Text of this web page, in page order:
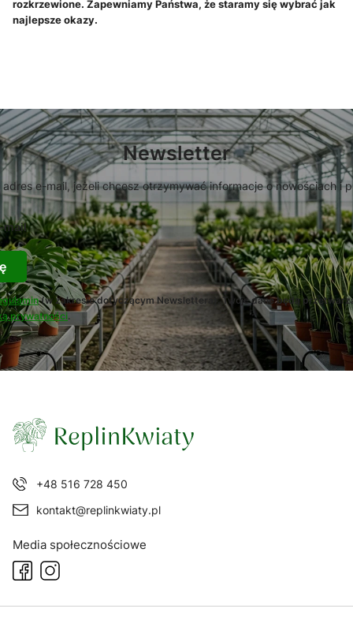
rozkrzewione. Zapewniamy Państwa, że staramy się wybrać jak
najlepsze okazy.
Newsletter
adres e-mail, jeżeli chcesz otrzymywać informacje o nowościach i
mail
(w zakresie dotyczącym Newslettera). Twoje dane będą
prywatności.
+48 516 728 450
kontakt@replinkwiaty.pl
Media społecznościowe